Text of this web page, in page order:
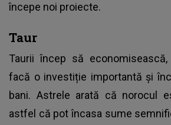
începe noi proiecte.
Taur
Taurii încep să
facă o investiție importantă și
bani. Astrele arată că norocul
astfel că pot încasa sume